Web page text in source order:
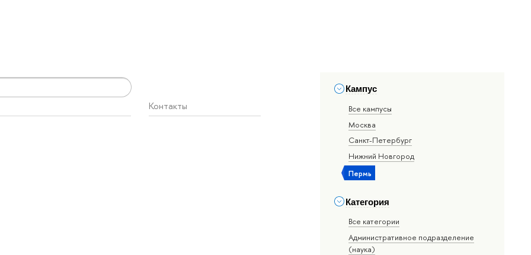
Кампус
Все кампусы
Москва
Санкт-Петербург
Нижний Новгород
Пермь
Категория
Все категории
Административное подразделение
(наука)
Контакты